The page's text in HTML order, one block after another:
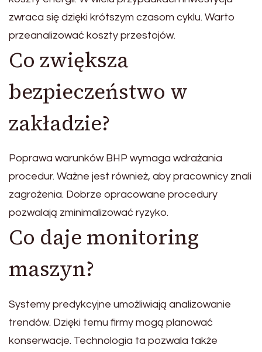
zwraca się dzięki krótszym czasom cyklu. Warto
przeanalizować koszty przestojów.
Co zwiększa
bezpieczeństwo w
zakładzie?
Poprawa warunków BHP wymaga wdrażania
procedur. Ważne jest również, aby pracownicy znali
zagrożenia. Dobrze opracowane procedury
pozwalają zminimalizować ryzyko.
Co daje monitoring
maszyn?
Systemy predykcyjne umożliwiają analizowanie
trendów. Dzięki temu firmy mogą planować
konserwacje. Technologia ta pozwala także